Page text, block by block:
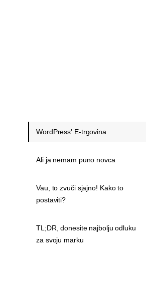
WordPress' E-trgovina
Ali ja nemam puno novca
Vau, to zvuči sjajno! Kako to
postaviti?
TL;DR, donesite najbolju odluku
za svoju marku